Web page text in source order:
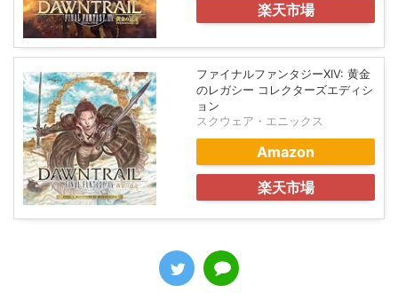
楽天市場
ファイナルファンタジーXIV: 黄金
のレガシー コレクターズエディシ
ョン
スクウェア・エニックス
Amazon
楽天市場